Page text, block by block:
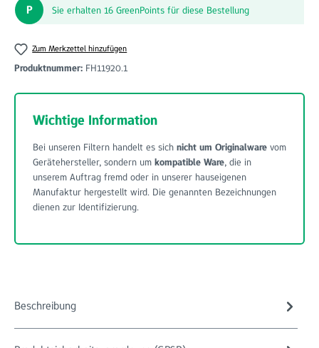
P Sie erhalten 16 GreenPoints für diese Bestellung
Zum Merkzettel hinzufügen
Produktnummer: FH11920.1
Wichtige Information
Bei unseren Filtern handelt es sich nicht um Originalware vom
Gerätehersteller, sondern um kompatible Ware, die in
unserem Auftrag fremd oder in unserer hauseigenen
Manufaktur hergestellt wird. Die genannten Bezeichnungen
dienen zur Identifizierung.
Beschreibung